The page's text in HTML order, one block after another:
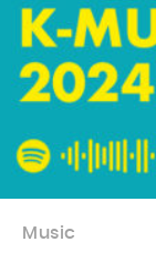
Music